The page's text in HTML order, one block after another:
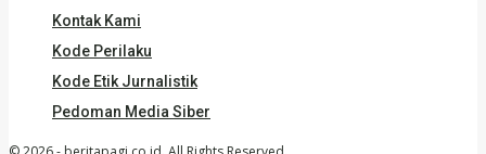
Kontak Kami
Kode Perilaku
Kode Etik Jurnalistik
Pedoman Media Siber